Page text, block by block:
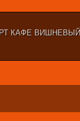
КАФЕ ВИШНЕВЫЙ